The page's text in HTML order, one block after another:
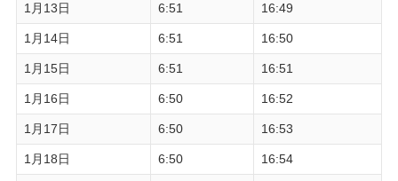
1月13日 6:51 16:49
1月14日 6:51 16:50
1月15日 6:51 16:51
1月16日 6:50 16:52
1月17日 6:50 16:53
1月18日 6:50 16:54